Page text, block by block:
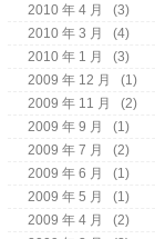
2010 年 4 月
(3)
2010 年 3 月
(4)
2010 年 1 月
(3)
2009 年 12 月
(1)
2009 年 11 月
(2)
2009 年 9 月
(1)
2009 年 7 月
(2)
2009 年 6 月
(1)
2009 年 5 月
(1)
2009 年 4 月
(2)